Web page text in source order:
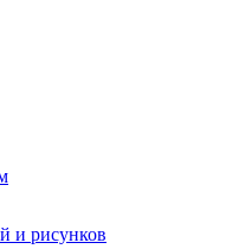
и рисунков